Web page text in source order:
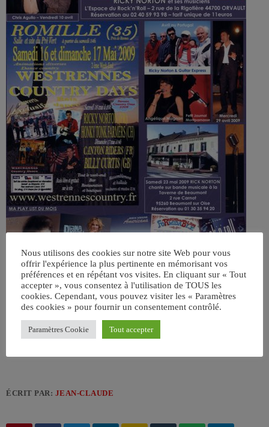
ÉCRIT PAR: JEAN-CLAUDE
Nous utilisons des cookies sur notre site Web pour vous
offrir l'expérience la plus pertinente en mémorisant vos
préférences et en répétant vos visites. En cliquant sur « Tout
accepter », vous consentez à l'utilisation de TOUS les
cookies. Cependant, vous pouvez visiter les « Paramètres
des cookies » pour fournir un consentement contrôlé.
Paramètres Cookie Tout accepter